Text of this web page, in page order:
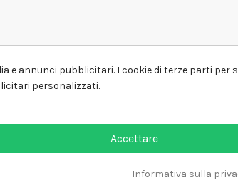
e annunci pubblicitari. I cookie di terze parti per
personalizzati.
Accettare
Informativa sulla